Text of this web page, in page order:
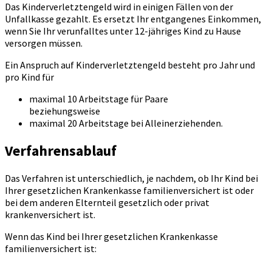
Das Kinderverletztengeld wird in einigen Fällen von der
Unfallkasse gezahlt. Es ersetzt Ihr entgangenes Einkommen,
wenn Sie Ihr verunfalltes unter 12-jähriges Kind zu Hause
versorgen müssen.
Ein Anspruch auf Kinderverletztengeld besteht pro Jahr und
pro Kind für
maximal 10 Arbeitstage für Paare
beziehungsweise
maximal 20 Arbeitstage bei Alleinerziehenden.
Verfahrensablauf
Das Verfahren ist unterschiedlich, je nachdem, ob Ihr Kind bei
Ihrer gesetzlichen Krankenkasse familienversichert ist oder
bei dem anderen Elternteil gesetzlich oder privat
krankenversichert ist.
Wenn das Kind bei Ihrer gesetzlichen Krankenkasse
familienversichert ist: